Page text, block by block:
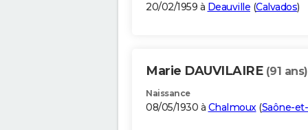
20/02/1959 à Deauville (Calvados)
Marie DAUVILAIRE (91 ans)
Naissance
08/05/1930 à Chalmoux(Saône-